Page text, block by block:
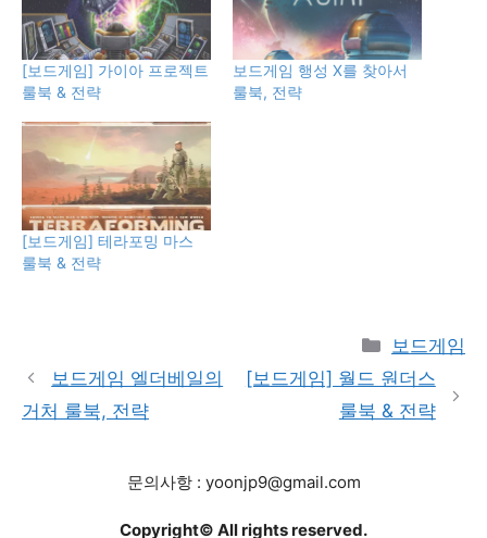
[보드게임] 가이아 프로젝트
룰북 & 전략
보드게임 행성 X를 찾아서
룰북, 전략
[보드게임] 테라포밍 마스
룰북 & 전략
Categories
보드게임
보드게임 엘더베일의
거처 룰북, 전략
[보드게임] 월드 원더스
룰북 & 전략
문의사항 : yoonjp9@gmail.com
Copyright© All rights reserved.